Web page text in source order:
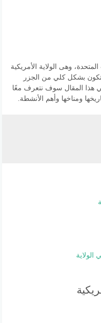
وهى الولاية الأمريكية
بشكل كلي من الجزر
هذا المقال سوف نتعرف معًا
ومناخها وأهم الأنشطة.
الولاية